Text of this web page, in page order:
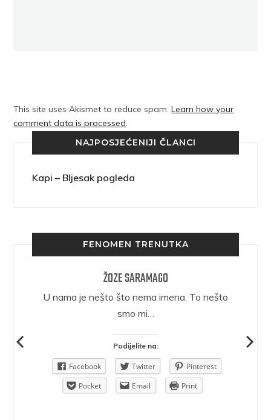
This site uses Akismet to reduce spam.Learn how your
comment data is processed.
NAJPOSJEĆENIJI ČLANCI
Kapi – Bljesak pogleda
FENOMEN TRENUTKA
ŽOZE SARAMAGO
U nama je nešto što nema imena. To nešto
smo mi…
Podijelite na:
Facebook Twitter
Pinterest
Pocket
Email Print